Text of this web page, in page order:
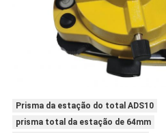
Prisma da estação do total ADS10
prisma total da estação de 64mm